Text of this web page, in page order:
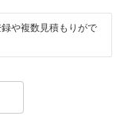
や複数見積もりがで